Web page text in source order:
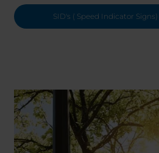
SID's ( Speed Indicator Signs)